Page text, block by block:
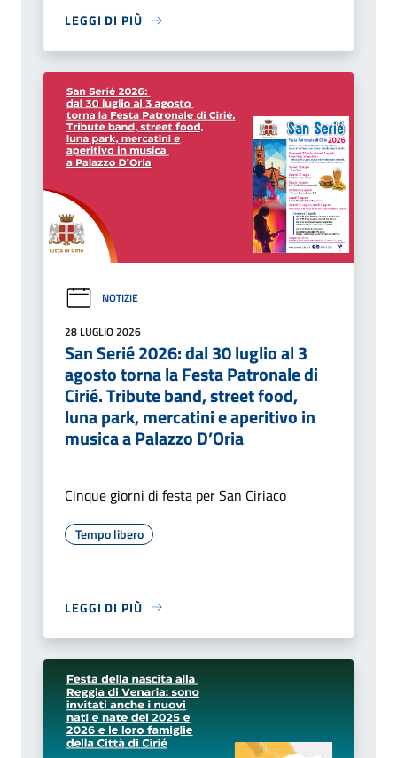
LEGGI DI PIÙ
NOTIZIE
28 LUGLIO 2026
San Serié 2026: dal 30 luglio al 3
agosto torna la Festa Patronale di
Cirié. Tribute band, street food,
luna park, mercatini e aperitivo in
musica a Palazzo D’Oria
Cinque giorni di festa per San Ciriaco
Tempo libero
LEGGI DI PIÙ